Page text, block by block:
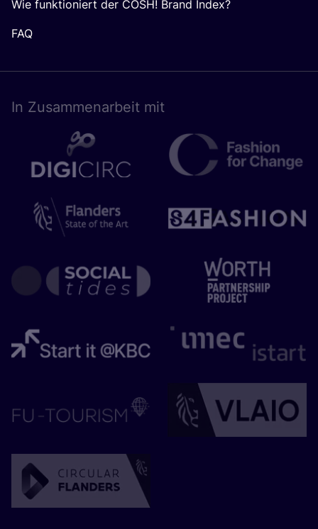
Wie funktioniert der COSH! Brand Index?
FAQ
In Zusam­men­ar­beit mit